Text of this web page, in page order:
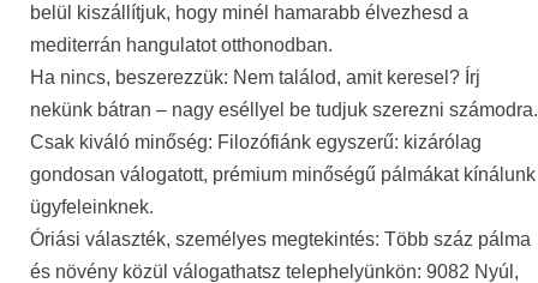
belül kiszállítjuk, hogy minél hamarabb élvezhesd a
mediterrán hangulatot otthonodban.
Ha nincs, beszerezzük: Nem találod, amit keresel? Írj
nekünk bátran – nagy eséllyel be tudjuk szerezni számodra.
Csak kiváló minőség: Filozófiánk egyszerű: kizárólag
gondosan válogatott, prémium minőségű pálmákat kínálunk
ügyfeleinknek.
Óriási választék, személyes megtekintés: Több száz pálma
és növény közül válogathatsz telephelyünkön: 9082 Nyúl,